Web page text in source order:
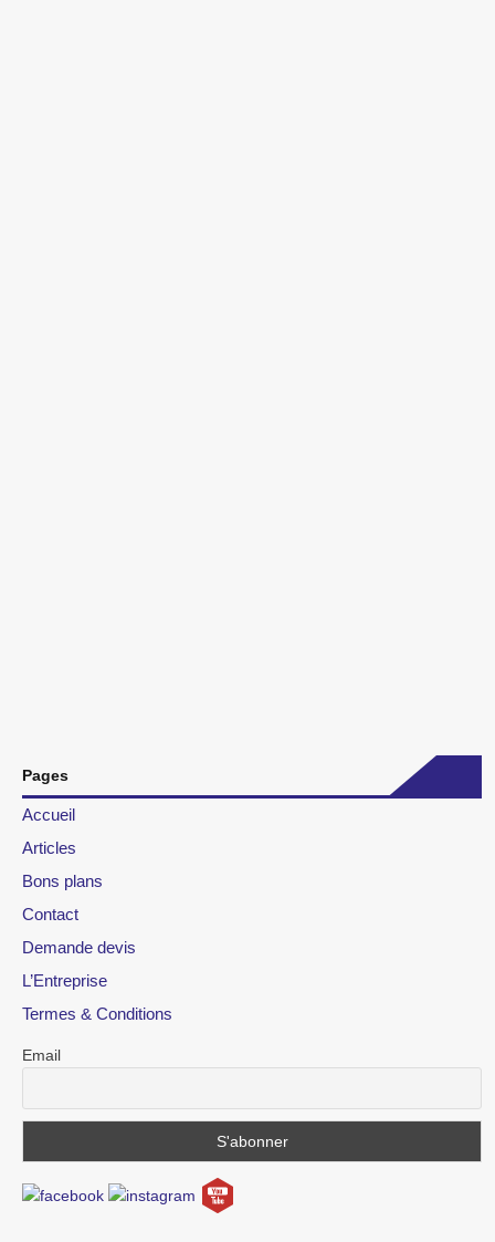
Pages
Accueil
Articles
Bons plans
Contact
Demande devis
L’Entreprise
Termes & Conditions
Email